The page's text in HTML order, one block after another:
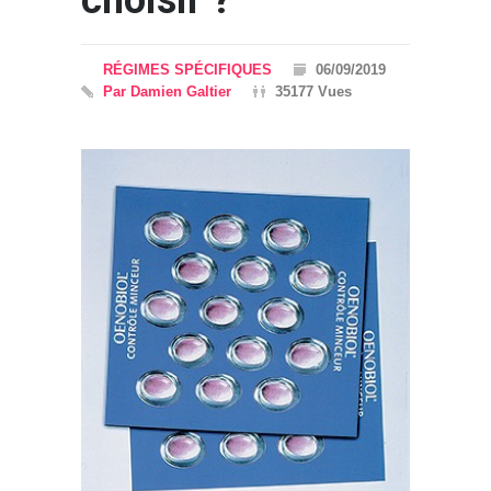
RÉGIMES SPÉCIFIQUES
06/09/2019
Par Damien Galtier
35177 Vues